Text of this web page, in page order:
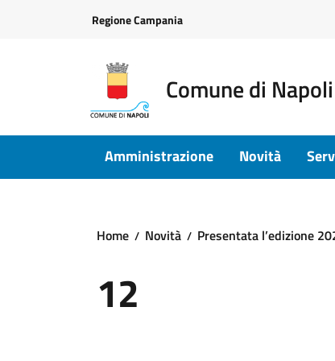
Regione Campania
Comune di Napoli
Amministrazione Novità
Home Novità Presentata l’edizione
12